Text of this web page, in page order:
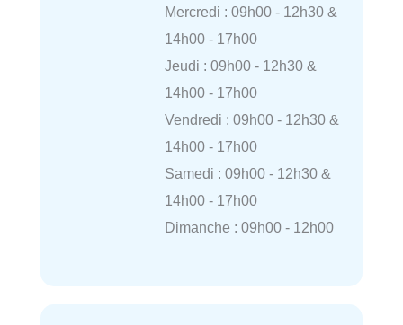
Mercredi : 09h00 - 12h30 &
14h00 - 17h00
Jeudi : 09h00 - 12h30 &
14h00 - 17h00
Vendredi : 09h00 - 12h30 &
14h00 - 17h00
Samedi : 09h00 - 12h30 &
14h00 - 17h00
Dimanche : 09h00 - 12h00